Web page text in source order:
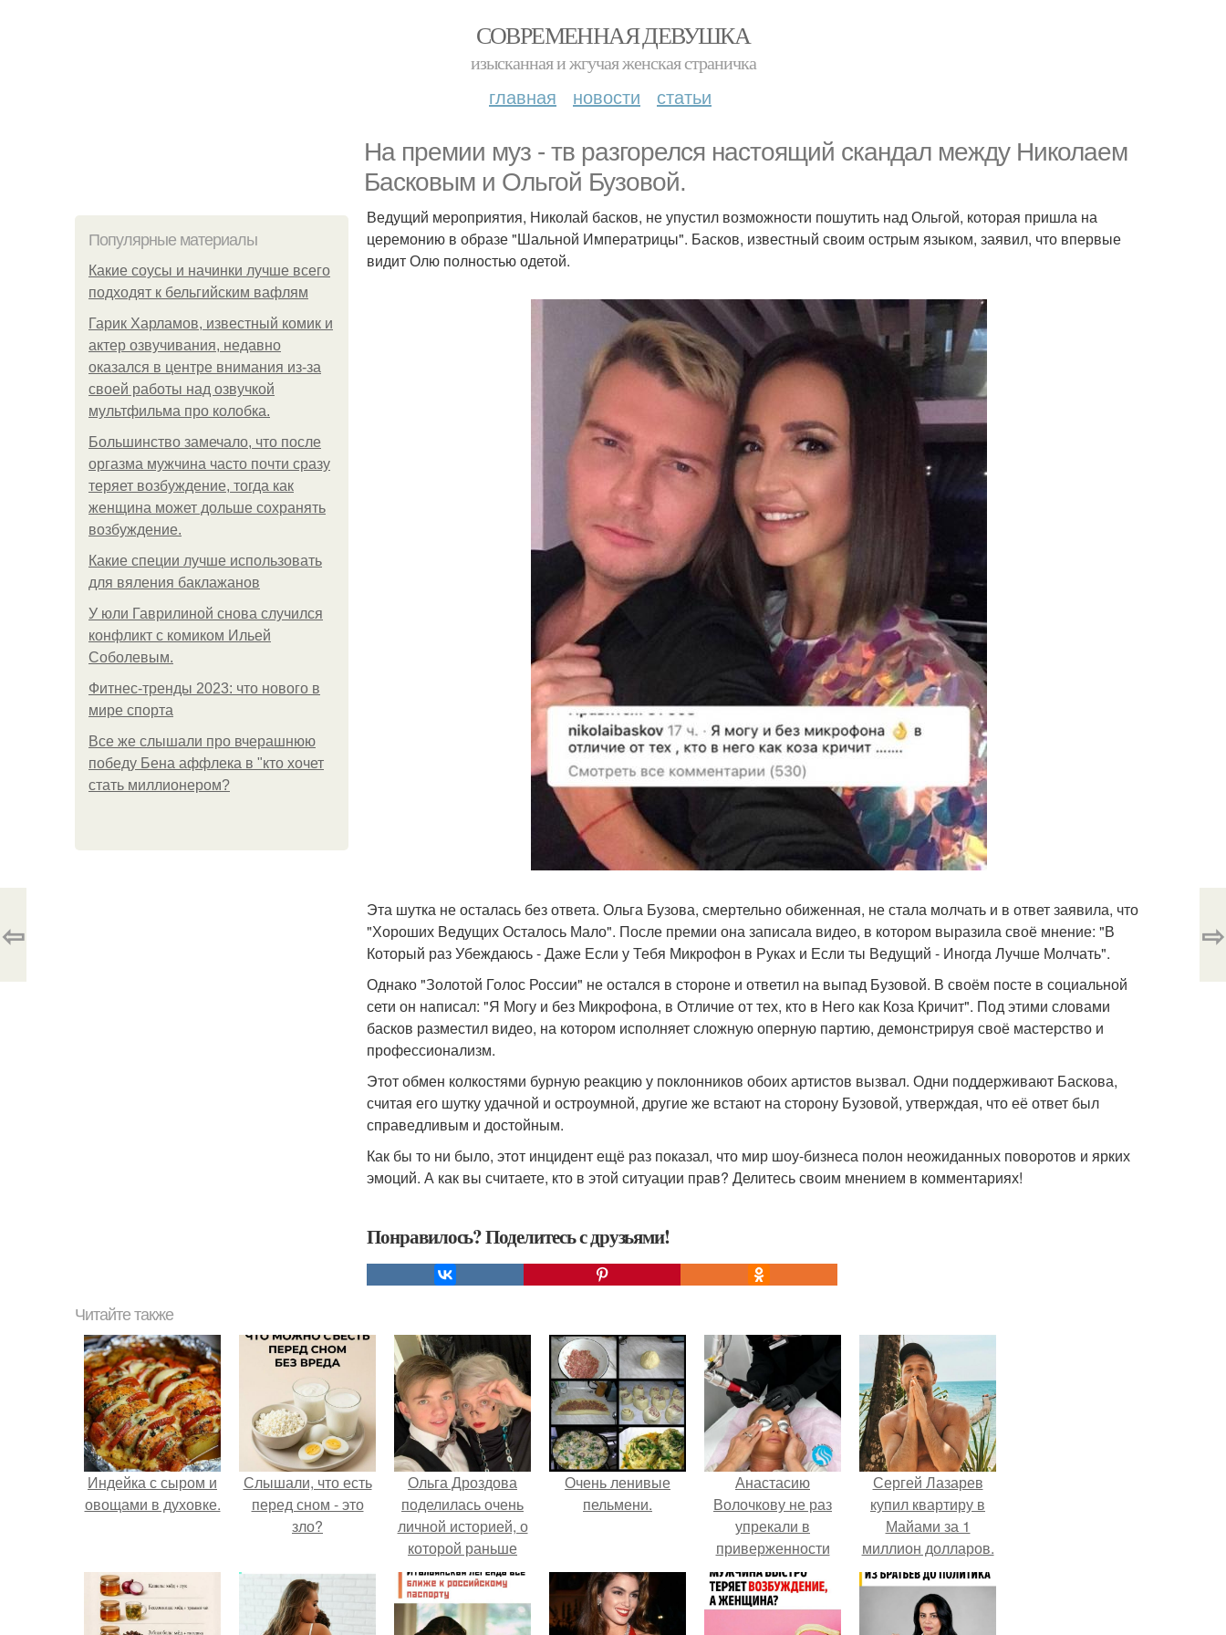
СОВРЕМЕННАЯ ДЕВУШКА
изысканная и жгучая женская страничка
главная новости статьи
На премии муз - тв разгорелся настоящий скандал между Николаем
Басковым и Ольгой Бузовой.
Популярные материалы
Какие соусы и начинки лучше всего
подходят к бельгийским вафлям
Гарик Харламов, известный комик и
актер озвучивания, недавно
оказался в центре внимания из-за
своей работы над озвучкой
мультфильма про колобка.
Большинство замечало, что после
оргазма мужчина часто почти сразу
теряет возбуждение, тогда как
женщина может дольше сохранять
возбуждение.
Какие специи лучше использовать
для вяления баклажанов
У юли Гаврилиной снова случился
конфликт с комиком Ильей
Соболевым.
Фитнес-тренды 2023: что нового в
мире спорта
Все же слышали про вчерашнюю
победу Бена аффлека в "кто хочет
стать миллионером?
Ведущий мероприятия, Николай басков, не упустил возможности пошутить над Ольгой, которая пришла на
церемонию в образе "Шальной Императрицы". Басков, известный своим острым языком, заявил, что впервые
видит Олю полностью одетой.
Эта шутка не осталась без ответа. Ольга Бузова, смертельно обиженная, не стала молчать и в ответ заявила, что
"Хороших Ведущих Осталось Мало". После премии она записала видео, в котором выразила своё мнение: "В
Который раз Убеждаюсь - Даже Если у Тебя Микрофон в Руках и Если ты Ведущий - Иногда Лучше Молчать".
Однако "Золотой Голос России" не остался в стороне и ответил на выпад Бузовой. В своём посте в социальной
сети он написал: "Я Могу и без Микрофона, в Отличие от тех, кто в Него как Коза Кричит". Под этими словами
басков разместил видео, на котором исполняет сложную оперную партию, демонстрируя своё мастерство и
профессионализм.
Этот обмен колкостями бурную реакцию у поклонников обоих артистов вызвал. Одни поддерживают Баскова,
считая его шутку удачной и остроумной, другие же встают на сторону Бузовой, утверждая, что её ответ был
справедливым и достойным.
Как бы то ни было, этот инцидент ещё раз показал, что мир шоу-бизнеса полон неожиданных поворотов и ярких
эмоций. А как вы считаете, кто в этой ситуации прав? Делитесь своим мнением в комментариях!
Понравилось? Поделитесь с друзьями!
⇦ ⇨
Читайте также
Индейка с сыром и
овощами в духовке.
Слышали, что есть
перед сном - это
зло?
Ольга Дроздова
поделилась очень
личной историей, о
которой раньше
почти не говорила.
Очень ленивые
пельмени.
Анастасию
Волочкову не раз
упрекали в
приверженности
устаревшим бьюти -
процедурам.
Сергей Лазарев
купил квартиру в
Майами за 1
миллион долларов.